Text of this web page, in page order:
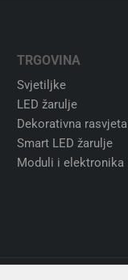
TRGOVINA
Svjetiljke
LED žarulje
Dekorativna rasvjeta
Smart LED žarulje
Moduli i elektronika